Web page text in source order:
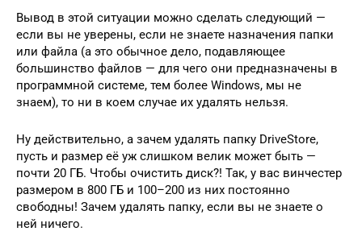
Вывод в этой ситуации можно сделать следующий —
если вы не уверены, если не знаете назначения папки
или файла (а это обычное дело, подавляющее
большинство файлов — для чего они предназначены в
программной системе, тем более Windows, мы не
знаем), то ни в коем случае их удалять нельзя.
Ну действительно, а зачем удалять папку DriveStore,
пусть и размер её уж слишком велик может быть —
почти 20 ГБ. Чтобы очистить диск?! Так, у вас винчестер
размером в 800 ГБ и 100–200 из них постоянно
свободны! Зачем удалять папку, если вы не знаете о
ней ничего.